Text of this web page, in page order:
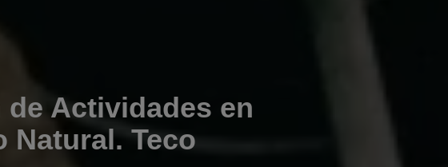
Actividades en
Natural. Teco